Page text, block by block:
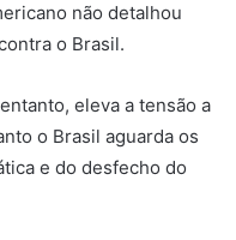
não detalhou
o Brasil.
eleva a tensão a
o Brasil aguarda os
e do desfecho do